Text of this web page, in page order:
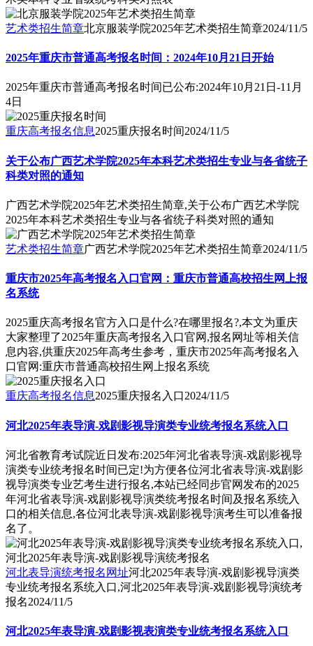
艺术类招生简章北京服装学院2025年艺术类招生简章2024/11/5
2025年重庆市普通高考报名时间：2024年10月21日开始
2025年重庆市普通高考报名时间已公布:2024年10月21日-11月
4日
重庆高考报名信息2025重庆报名时间2024/11/5
关于公布广西艺术学院2025年本科艺术类招生专业与各省统子
科类对照的通知
广西艺术学院2025年艺术类招生简章,关于公布广西艺术学院
2025年本科艺术类招生专业与各省统子科类对照的通知
艺术类招生简章广西艺术学院2025年艺术类招生简章2024/11/5
重庆市2025年高考报名入口官网：重庆市普通高校招生网上报
名系统
2025重庆高考报名官方入口是什么?在哪里报名?,本文为重庆
大家整理了2025年重庆高考报名入口官网,报名网址等相关信
息内容,供重庆2025年高考生参考，重庆市2025年高考报名入
口官网:重庆市普通高校招生网上报名系统
重庆高考报名信息2025重庆报名入口2024/11/5
河北2025年表导演-戏剧影视导演类专业统考报名系统入口
河北省教育考试院近日发布:2025年河北省表导演-戏剧影视导
演类专业统考报名时间已定!为方便各位河北省表导演-戏剧影
视导演类专业艺考生进行报名,本站已经同步官网发布的2025
年河北省表导演-戏剧影视导演类统考报名时间及报名系统入
口的相关信息,各位河北表导演-戏剧影视导演考生可以准备报
名了。
河北表导演统考报名网址河北2025年表导演-戏剧影视导演类
专业统考报名系统入口,河北2025年表导演-戏剧影视导演统考
报名2024/11/5
河北2025年表导演-戏剧影视表演类专业统考报名系统入口